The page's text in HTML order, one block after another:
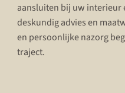
aansluiten bij uw interieur
deskundig advies en
en persoonlijke nazorg
traject.